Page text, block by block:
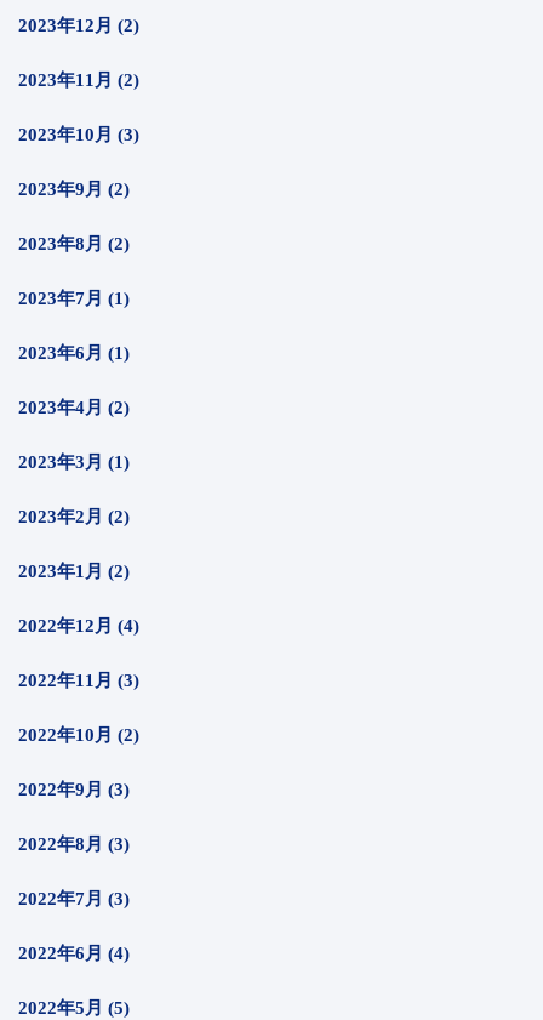
2023年12月 (2)
2023年11月 (2)
2023年10月 (3)
2023年9月 (2)
2023年8月 (2)
2023年7月 (1)
2023年6月 (1)
2023年4月 (2)
2023年3月 (1)
2023年2月 (2)
2023年1月 (2)
2022年12月 (4)
2022年11月 (3)
2022年10月 (2)
2022年9月 (3)
2022年8月 (3)
2022年7月 (3)
2022年6月 (4)
2022年5月 (5)